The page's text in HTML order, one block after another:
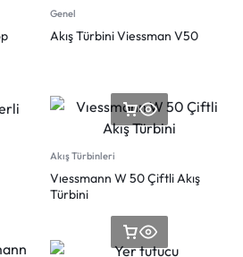
Genel
Akış Türbini Viessman V50
Akış Türbinleri
Vıessmann W 50 Çiftli Akış
Türbini